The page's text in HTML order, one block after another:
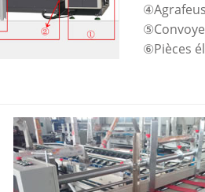
⑥Pièces